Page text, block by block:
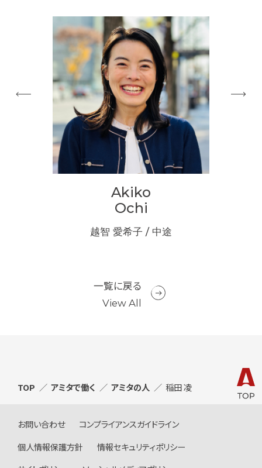
Akiko
Ochi
越智 愛希子 / 中途
一覧に戻る
View All
お問い合わせ
コンプライアンスガイドライン
個人情報保護方針
情報セキュリティポリシー
TOP アミタで働く アミタの人 稲田 凌